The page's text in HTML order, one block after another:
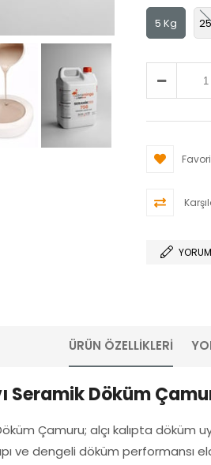
5 Kg
ÜRÜN ÖZELLIKLERI
Seramik Döküm
Çamuru; alçı kalıpta
ve dengeli döküm performansı